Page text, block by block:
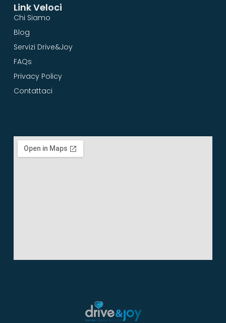
Link Veloci
Chi Siamo
Blog
Servizi Drive&Joy
FAQs
Privacy Policy
Contattaci